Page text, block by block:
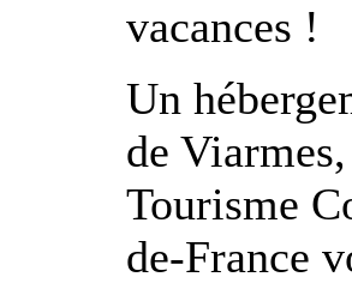
vacances !
Un
de
Tourisme
de-France